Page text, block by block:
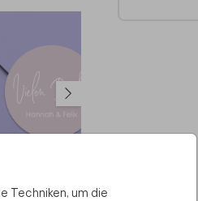
Techniken, um die